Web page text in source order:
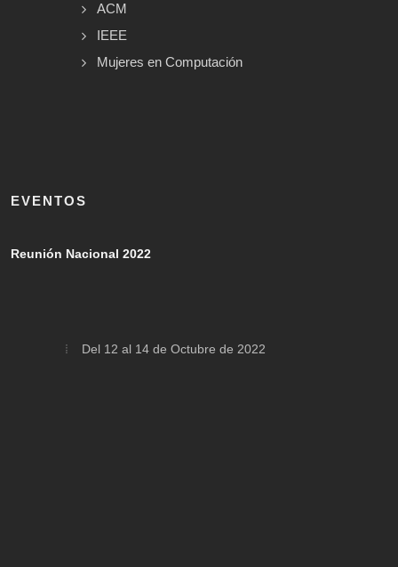
ACM
IEEE
Mujeres en Computación
EVENTOS
Reunión Nacional 2022
Del 12 al 14 de Octubre de 2022